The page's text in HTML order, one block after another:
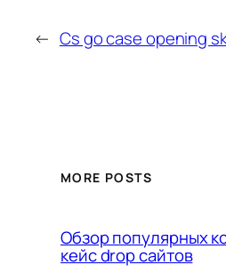
← Cs go case opening
MORE POSTS
Обзор популярных
кейс drop сайтов